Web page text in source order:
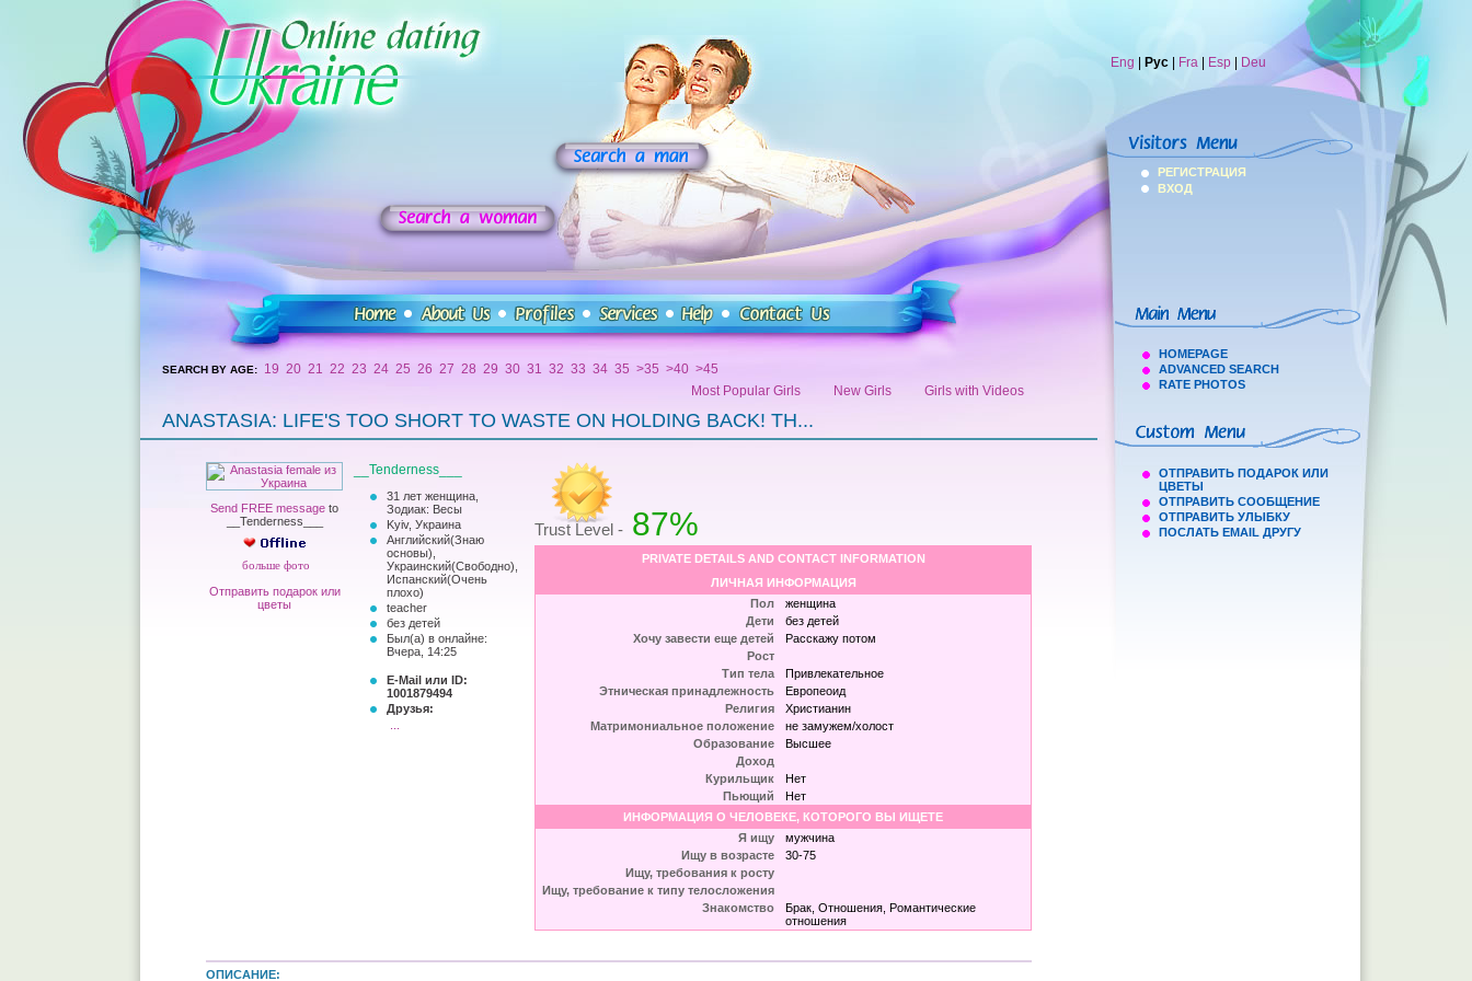
Eng Рус Fra Esp Deu
РЕГИСТРАЦИЯ
ВХОД
SEARCH BY AGE: 19 20 21 22 23 24 25 26 27 28 29 30 31 32 33 34 35 >35 >40 >45
Most Popular Girls
New Girls Girls with Videos
ANASTASIA: LIFE'S TOO SHORT TO WASTE ON HOLDING BACK! TH...
Send FREE message to
__Tenderness___
больше фото
Отправить подарок или
цветы
__Tenderness___
31 лет женщина,
Зодиак: Весы
Kyiv, Украина
Английский(Знаю
основы),
Украинский(Свободно),
Испанский(Очень
плохо)
teacher
без детей
Был(а) в онлайне:
Вчера, 14:25
E-Mail или ID:
1001879494
Друзья:
Trust Level - 87%
PRIVATE DETAILS AND CONTACT INFORMATION
ЛИЧНАЯ ИНФОРМАЦИЯ
Пол
женщина
Дети
без детей
Хочу завести еще детей
Расскажу потом
Рост
Тип тела
Привлекательное
Этническая принадлежность
Европеоид
Религия
Христианин
Матримониальное положение
не замужем/холост
Образование
Высшее
Доход
Курильщик
Нет
Пьющий
Нет
ИНФОРМАЦИЯ О ЧЕЛОВЕКЕ, КОТОРОГО ВЫ ИЩЕТЕ
Я ищу
мужчина
Ищу в возрасте
30-75
Ищу, требования к росту
Ищу, требование к типу телосложения
Знакомство
Брак, Отношения, Романтические
отношения
ОПИСАНИЕ:
HOMEPAGE
ADVANCED SEARCH
RATE PHOTOS
ОТПРАВИТЬ ПОДАРОК ИЛИ
ЦВЕТЫ
ОТПРАВИТЬ СООБЩЕНИЕ
ОТПРАВИТЬ УЛЫБКУ
ПОСЛАТЬ EMAIL ДРУГУ